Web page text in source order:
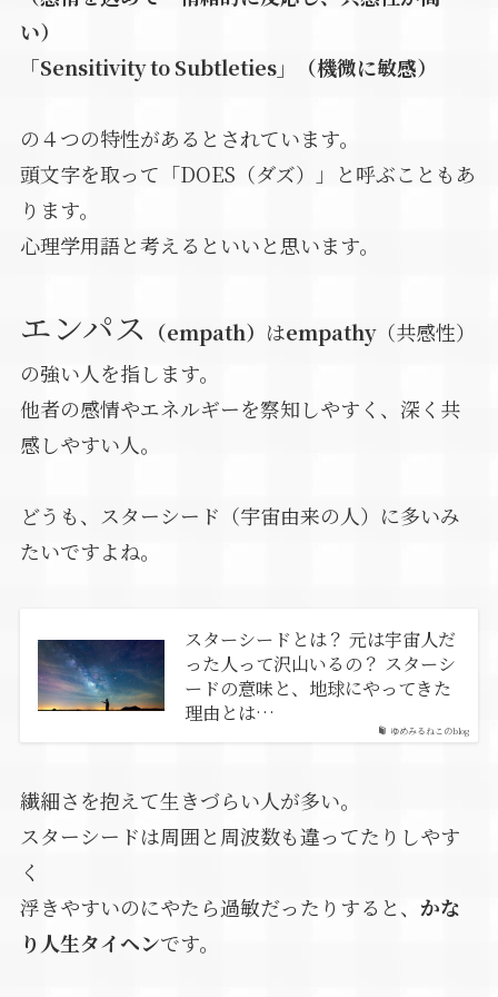
い）
「Sensitivity to Subtleties」（機微に敏感）
の４つの特性があるとされています。
頭文字を取って「DOES（ダズ）」と呼ぶこともあ
ります。
心理学用語と考えるといいと思います。
エンパス （empath） はempathy（共感性）
の強い人を指します。
他者の感情やエネルギーを察知しやすく、深く共
感しやすい人。
どうも、スターシード（宇宙由来の人）に多いみ
たいですよね。
ゆめみるねこのblog
スターシードとは？ 元は宇宙人だ
った人って沢山いるの？ スターシ
ードの意味と、地球にやってきた
理由とは…
繊細さを抱えて生きづらい人が多い。
スターシードは周囲と周波数も違ってたりしやす
く
浮きやすいのにやたら過敏だったりすると、 かな
り人生タイヘンです。